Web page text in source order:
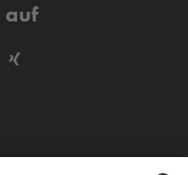
auf